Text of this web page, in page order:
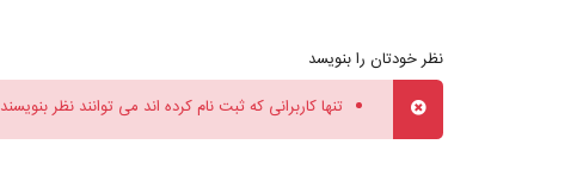
نظر خودتان را بنویسد
تنها کاربرانی که ثبت نام کرده اند می توانند نظر بنویسند